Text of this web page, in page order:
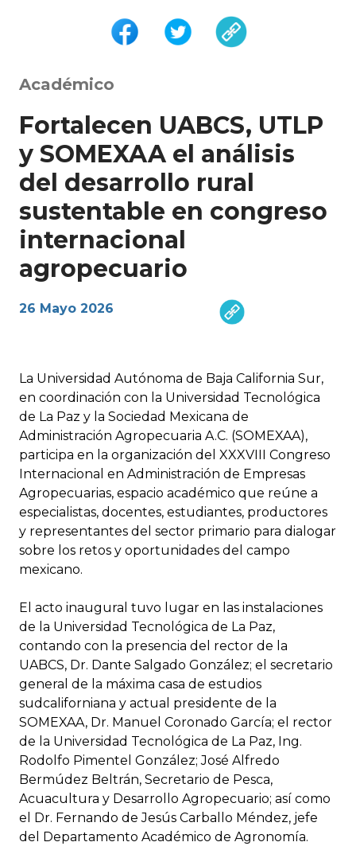
Académico
Fortalecen UABCS, UTLP
y SOMEXAA el análisis
del desarrollo rural
sustentable en congreso
internacional
agropecuario
26 Mayo 2026
La Universidad Autónoma de Baja California Sur,
en coordinación con la Universidad Tecnológica
de La Paz y la Sociedad Mexicana de
Administración Agropecuaria A.C. (SOMEXAA),
participa en la organización del XXXVIII Congreso
Internacional en Administración de Empresas
Agropecuarias, espacio académico que reúne a
especialistas, docentes, estudiantes, productores
y representantes del sector primario para dialogar
sobre los retos y oportunidades del campo
mexicano.
El acto inaugural tuvo lugar en las instalaciones
de la Universidad Tecnológica de La Paz,
contando con la presencia del rector de la
UABCS, Dr. Dante Salgado González; el secretario
general de la máxima casa de estudios
sudcaliforniana y actual presidente de la
SOMEXAA, Dr. Manuel Coronado García; el rector
de la Universidad Tecnológica de La Paz, Ing.
Rodolfo Pimentel González; José Alfredo
Bermúdez Beltrán, Secretario de Pesca,
Acuacultura y Desarrollo Agropecuario; así como
el Dr. Fernando de Jesús Carballo Méndez, jefe
del Departamento Académico de Agronomía.